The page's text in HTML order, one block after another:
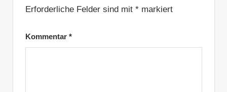
Erforderliche Felder sind mit *markiert
Kommentar *